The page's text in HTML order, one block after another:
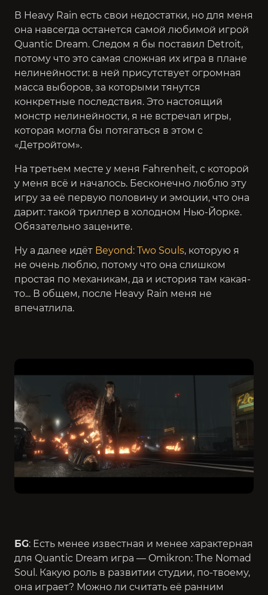
В Heavy Rain есть свои недостатки, но для меня
она навсегда останется самой любимой игрой
Quantic Dream. Следом я бы поставил Detroit,
потому что это самая сложная их игра в плане
нелинейности: в ней присутствует огромная
масса выборов, за которыми тянутся
конкретные последствия. Это настоящий
монстр нелинейности, я не встречал игры,
которая могла бы потягаться в этом с
«Детройтом».
На третьем месте у меня Fahrenheit, с которой
у меня всё и началось. Бесконечно люблю эту
игру за её первую половину и эмоции, что она
дарит: такой триллер в холодном Нью-Йорке.
Обязательно зацените.
Ну а далее идёт Beyond: Two Souls, которую я
не очень люблю, потому что она слишком
простая по механикам, да и история там какая-
то... В общем, после Heavy Rain меня не
впечатлила.
БG: Есть менее известная и менее характерная
для Quantic Dream игра — Omikron: The Nomad
Soul. Какую роль в развитии студии, по-твоему,
она играет? Можно ли считать её ранним